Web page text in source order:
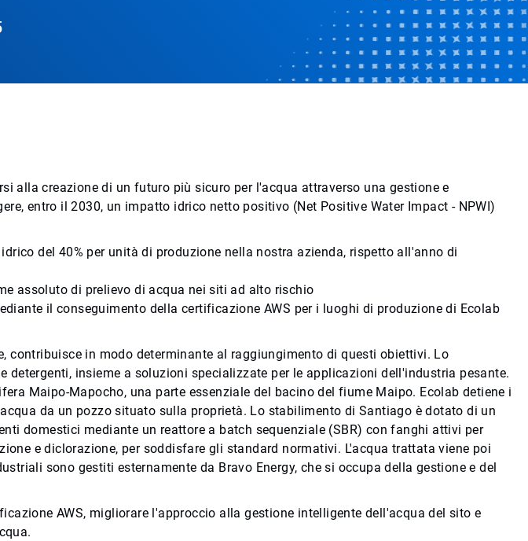
alla creazione di un futuro più sicuro per l'acqua attraverso una gestione e
entro il 2030, un impatto idrico netto positivo (Net Positive Water Impact - NPWI)
del 40% per unità di produzione nella nostra azienda, rispetto all'anno di
assoluto di prelievo di acqua nei siti ad alto rischio
il conseguimento della certificazione AWS per i luoghi di produzione di Ecolab
in modo determinante al raggiungimento di questi obiettivi. Lo
insieme a soluzioni specializzate per le applicazioni dell'industria pesante.
Maipo-Mapocho, una parte essenziale del bacino del fiume Maipo. Ecolab detiene i
da un pozzo situato sulla proprietà. Lo stabilimento di Santiago è dotato di un
domestici mediante un reattore a batch sequenziale (SBR) con fanghi attivi per
e diclorazione, per soddisfare gli standard normativi. L'acqua trattata viene poi
sono gestiti esternamente da Bravo Energy, che si occupa della gestione e del
AWS, migliorare l'approccio alla gestione intelligente dell'acqua del sito e